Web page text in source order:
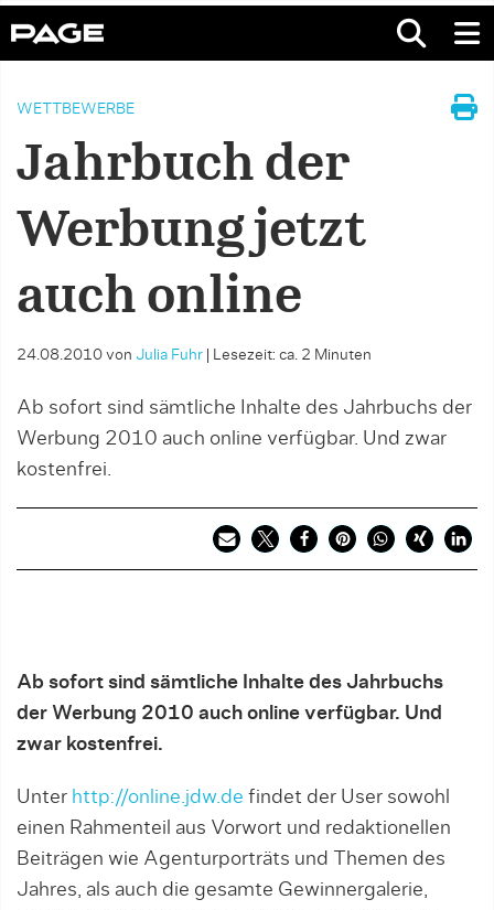
WETTBEWERBE
Jahrbuch der
Werbung jetzt
auch online
24.08.2010 von Julia Fuhr Lesezeit: ca. 2 Minuten
Ab sofort sind sämtliche Inhalte des Jahrbuchs der
Werbung 2010 auch online verfügbar. Und zwar
kostenfrei.
Ab sofort sind sämtliche Inhalte des Jahrbuchs
der Werbung 2010 auch online verfügbar. Und
zwar kostenfrei.
Unter http://online.jdw.de findet der User sowohl
einen Rahmenteil aus Vorwort und redaktionellen
Beiträgen wie Agenturporträts und Themen des
Jahres, als auch die gesamte Gewinnergalerie,